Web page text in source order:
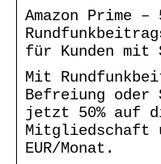
Amazon Prime
für Kunden mit
Mit
Befreiung oder
jetzt 50% auf
Mitgliedschaft
EUR/Monat.